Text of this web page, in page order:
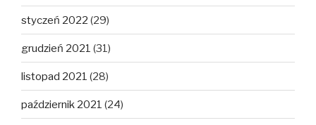
styczeń 2022 (29)
grudzień 2021 (31)
listopad 2021 (28)
październik 2021 (24)